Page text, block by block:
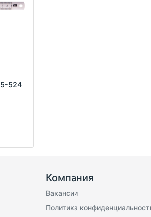
524
Компания
Вакансии
Политика